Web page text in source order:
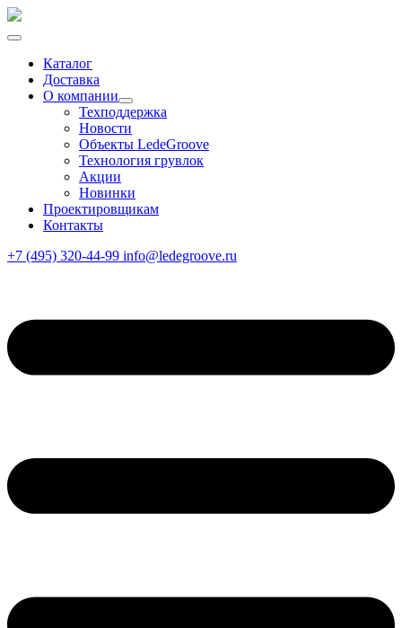
Каталог
Доставка
О компании
Техподдержка
Новости
Объекты LedeGroove
Технология грувлок
Акции
Новинки
Проектировщикам
Контакты
+7 (495) 320-44-99 info@ledegroove.ru